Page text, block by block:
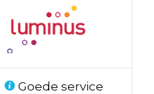
Goede service